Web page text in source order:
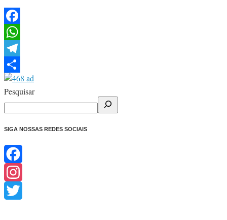
Facebook
WhatsApp
Telegram
Share
Pesquisar
SIGA NOSSAS REDES SOCIAIS
Facebook
Instagram